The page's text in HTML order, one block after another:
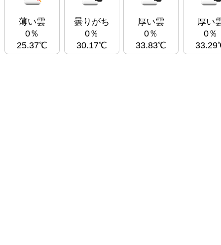
薄い雲
0％
25.37℃
曇りがち
0％
30.17℃
厚い雲
0％
33.83℃
厚い
0％